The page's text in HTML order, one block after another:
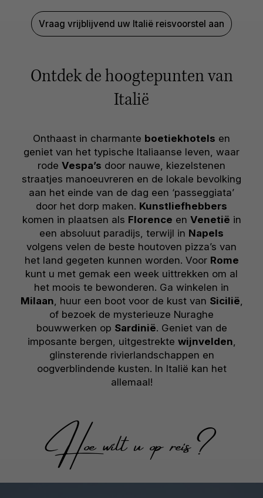
Vraag vrijblijvend uw Italië reisvoorstel aan
Ontdek de hoogtepunten van
Italië
Onthaast in charmante boetiekhotels en
geniet van het typische Italiaanse leven, waar
rode Vespa’s door nauwe, kiezelstenen
straatjes manoeuvreren en de lokale bevolking
aan het einde van de dag een ‘passeggiata’
door het dorp maken. Kunstliefhebbers
komen in plaatsen als Florence en Venetië in
een absoluut paradijs, terwijl in Napels
volgens velen de beste houtoven pizza’s van
het land gegeten kunnen worden. Voor Rome
kunt u met gemak een week uittrekken om al
het moois te bewonderen. Ga winkelen in
Milaan, huur een boot voor de kust van Sicilië,
of bezoek de mysterieuze Nuraghe
bouwwerken op Sardinië. Geniet van de
imposante bergen, uitgestrekte wijnvelden,
glinsterende rivierlandschappen en
oogverblindende kusten. In Italië kan het
allemaal!
Hoe wilt u op reis?